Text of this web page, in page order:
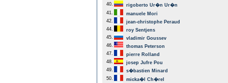
40.
rigoberto Ur�n Ur�n
41.
manuele Mori
42.
jean-christophe Peraud
44.
roy Sentjens
45.
vladimir Goussev
46.
thomas Peterson
47.
pierre Rolland
48.
josep Jufre Pou
49.
s�bastien Minard
50.
micka�l Ch�rel